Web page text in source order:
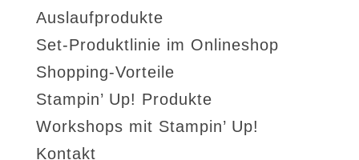
Auslaufprodukte
Set-Produktlinie im Onlineshop
Shopping-Vorteile
Stampin’ Up! Produkte
Workshops mit Stampin’ Up!
Kontakt